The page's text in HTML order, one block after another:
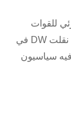
للقوات
العسكرية الأميركية من ألمانيا. وبحسب ما نقلت DW في
فيه سياسيون